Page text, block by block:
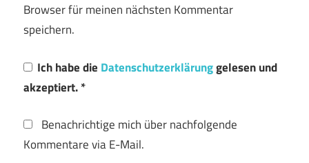
Browser für meinen nächsten Kommentar
speichern.
Ich habe die Datenschutzerklärunggelesen und
akzeptiert.*
Benachrichtige mich über nachfolgende
Kommentare via E-Mail.